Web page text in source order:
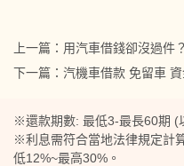
上一篇： 用汽車借錢卻沒過件
下一篇： 汽機車借款 免留車
※還款期數: 最低3-最長60期 (
※利息需符合當地法律規定計
低12%~最高30%。